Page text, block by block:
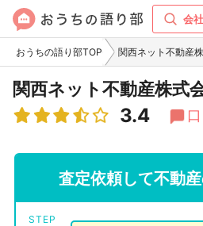
会
おうちの語り部TOP 関西ネット不動産
関西ネット不動産株式
3.4
査定依頼して不動
STEP